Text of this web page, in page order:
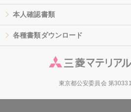
本人確認書類
各種書類ダウンロード
東京都公安委員会 第